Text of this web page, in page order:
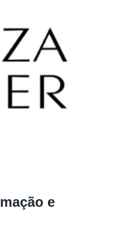
e